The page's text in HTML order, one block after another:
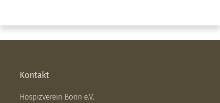
Kontakt
Hospizverein Bonn e.V.